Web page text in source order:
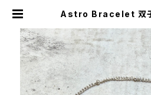
Astro Bracelet 双